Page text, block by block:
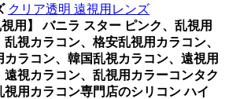
クリア透明 遠視用レンズ
視用】 バニラ スター ピンク、乱視用
乱視カラコン、格安乱視用カラコン、
カラコン、韓国乱視カラコン、遠視用
遠視カラコン、乱視用カラーコンタク
視用カラコン専門店のシリコン ハイ